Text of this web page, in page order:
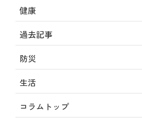
健康
過去記事
防災
生活
コラムトップ